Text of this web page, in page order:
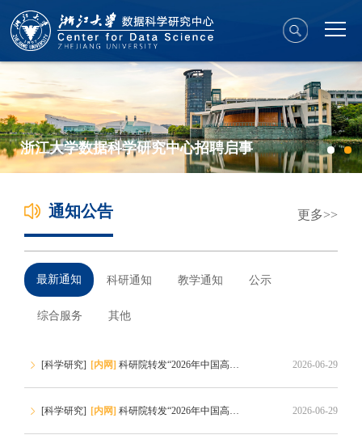
浙江大学数据科学研究中心招聘启事
通知公告 更多
最新通知 科研通知 教学通知 公示
综合服务 其他
[科学研究] [内网] 科研院转发“2026年中国高校产学研创新基金-多医云在线医疗数字化专项（二期）申请指南”的通知 2026-06-29
[科学研究] [内网] 科研院转发“2026年中国高校产学研创新基金-云中大学项目（三期）申请指南”的通知 2026-06-29